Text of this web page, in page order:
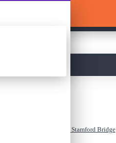
სტადიონის 3D ფაზლი - Stamford Bridge